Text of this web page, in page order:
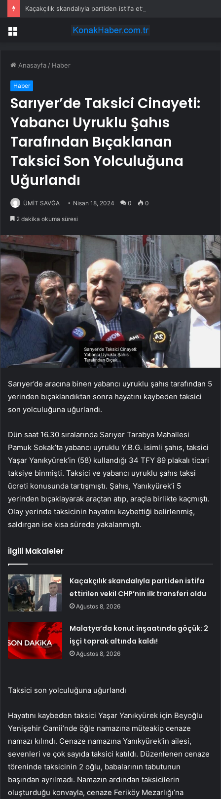
Menü
Anasayfa / Haber
Haber
Sarıyer’de Taksici Cinayeti:
Yabancı Uyruklu Şahıs
Tarafından Bıçaklanan
Taksici Son Yolculuğuna
Uğurlandı
ÜMİT SAVĞA Nisan 18, 2024 0 0
2 dakika okuma süresi
Sarıyer’de aracına binen yabancı uyruklu şahıs tarafından 5
yerinden bıçaklandıktan sonra hayatını kaybeden taksici
son yolculuğuna uğurlandı.
Dün saat 16.30 sıralarında Sarıyer Tarabya Mahallesi
Pamuk Sokak’ta yabancı uyruklu Y.B.G. isimli şahıs, taksici
Yaşar Yanıkyürek’in (58) kullandığı 34 TFY 89 plakalı ticari
taksiye binmişti. Taksici ve yabancı uyruklu şahıs taksi
ücreti konusunda tartışmıştı. Şahıs, Yanıkyürek’i 5
yerinden bıçaklayarak araçtan atıp, araçla birlikte kaçmıştı.
Olay yerinde taksicinin hayatını kaybettiği belirlenmiş,
saldırgan ise kısa sürede yakalanmıştı.
İlgili Makaleler
Kaçakçılık skandalıyla partiden istifa
ettirilen vekil CHP’nin ilk transferi oldu
Ağustos 8, 2026
Malatya’da konut inşaatında göçük: 2
işçi toprak altında kaldı!
Ağustos 8, 2026
Taksici son yolculuğuna uğurlandı
Hayatını kaybeden taksici Yaşar Yanıkyürek için Beyoğlu
Yenişehir Camii’nde öğle namazına müteakip cenaze
namazı kılındı. Cenaze namazına Yanıkyürek’in ailesi,
sevenleri ve çok sayıda taksici katıldı. Düzenlenen cenaze
töreninde taksicinin 2 oğlu, babalarının tabutunun
başından ayrılmadı. Namazın ardından taksicilerin
oluşturduğu konvayla, cenaze Feriköy Mezarlığı’na